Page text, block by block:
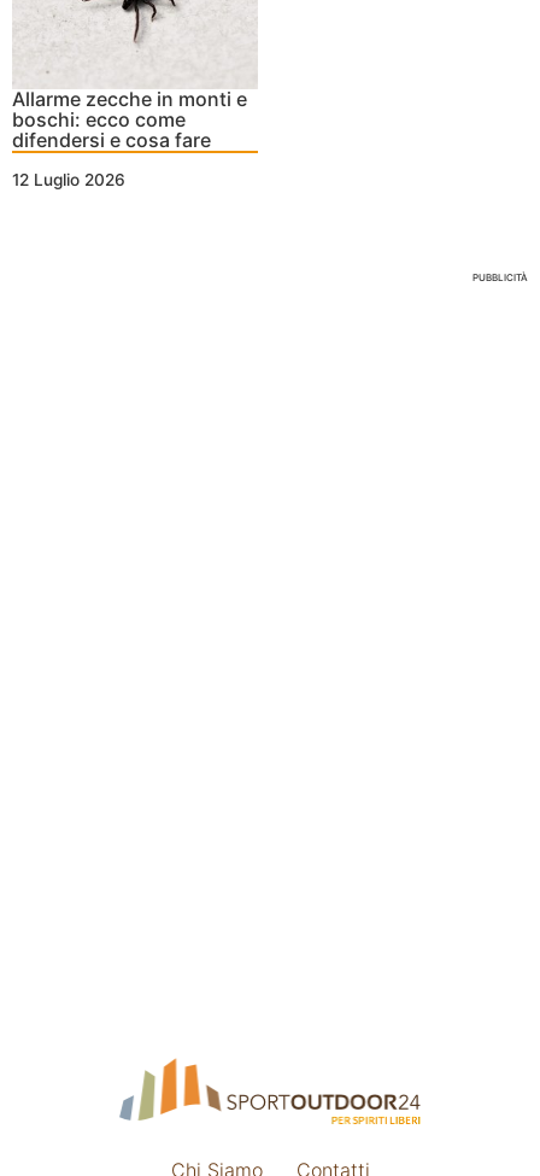
Allarme zecche in monti e
boschi: ecco come
difendersi e cosa fare
12 Luglio 2026
PUBBLICITÀ
Chi Siamo Contatti